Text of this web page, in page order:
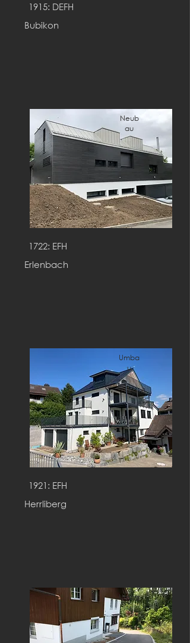
1915: DEFH
Bubikon
Neub
au
1722: EFH
Erlenbach
Umba
u
1921: EFH
Herrliberg
Umba
u